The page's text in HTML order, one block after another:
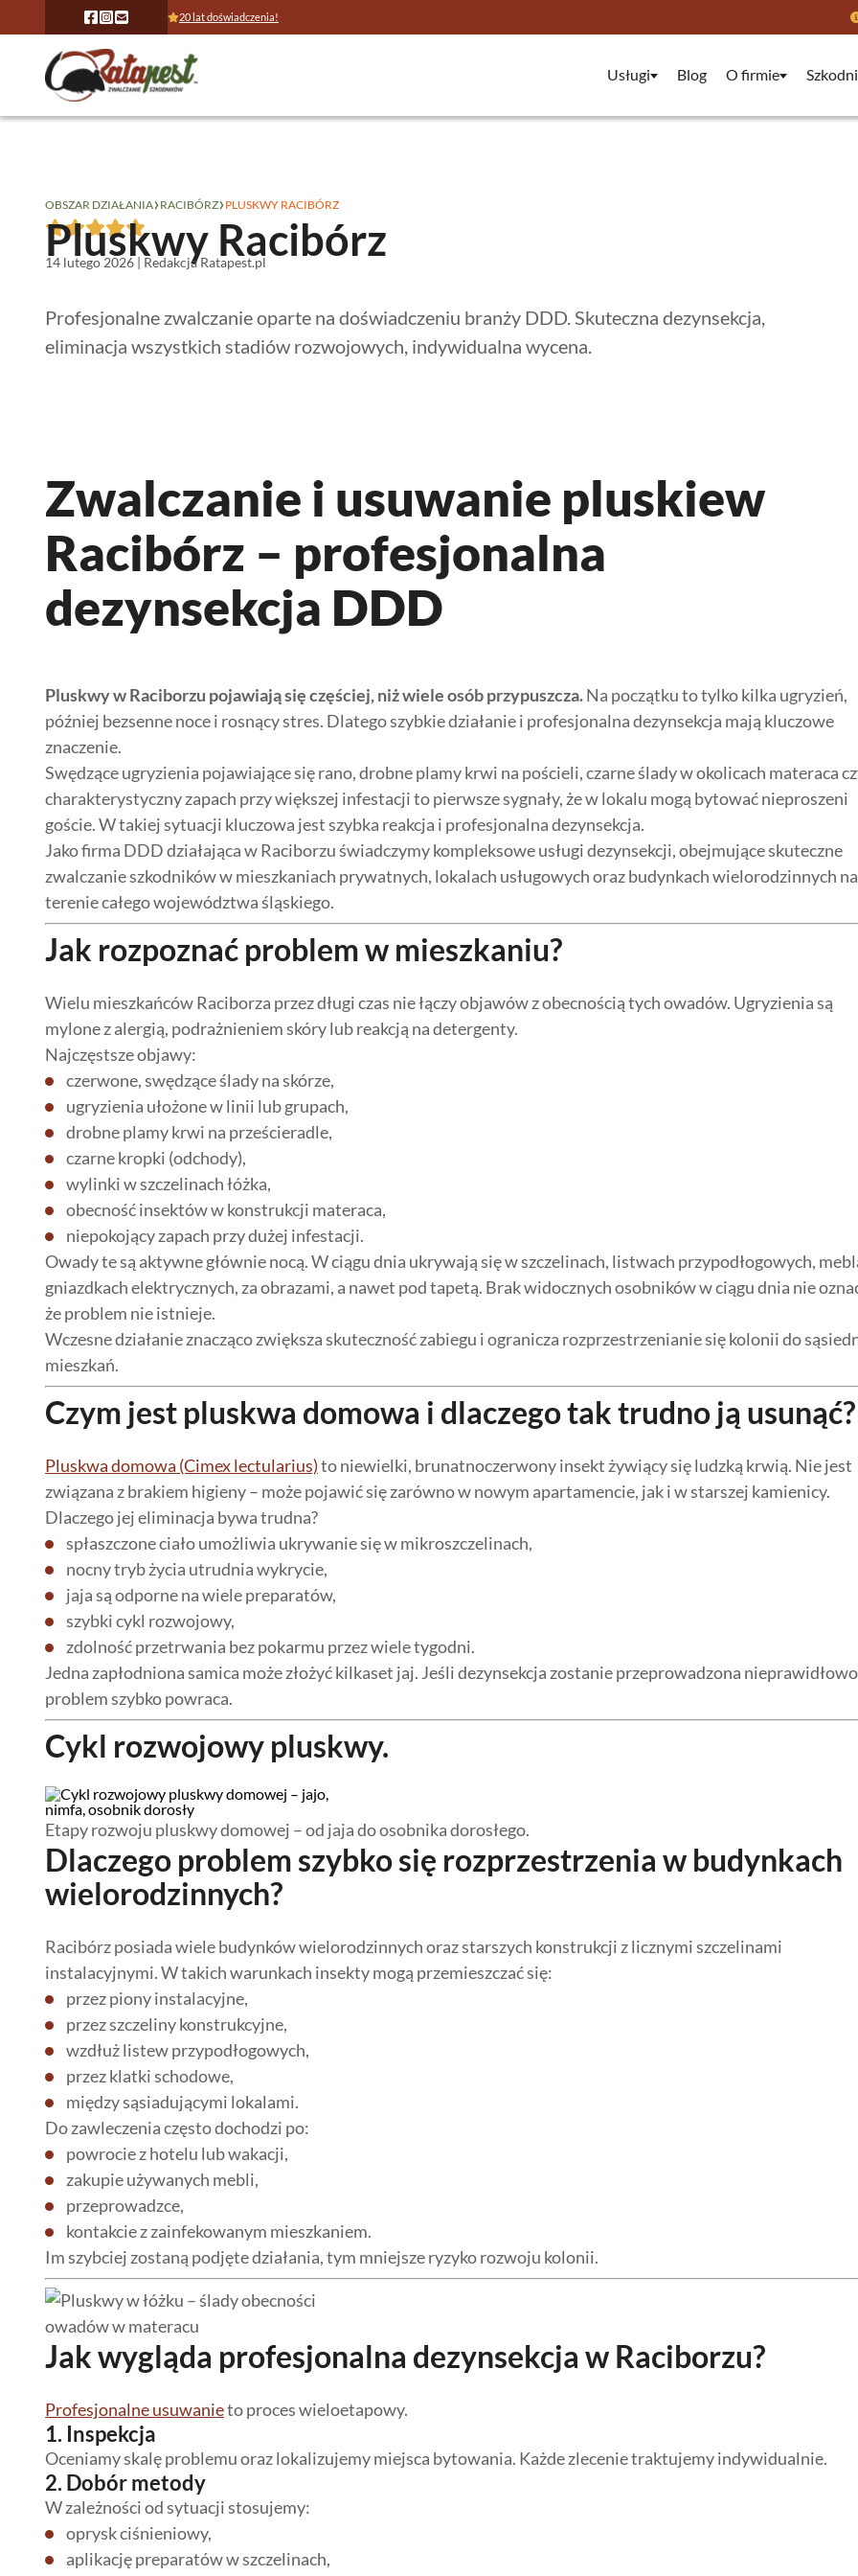
20 lat doświadczenia!
Usługi Blog O firmie
OBSZAR DZIAŁANIA›RACIBÓRZ›PLUSKWY RACIBÓRZ
Pluskwy Racibórz
14 lutego 2026 | Redakcja Ratapest.pl
Profesjonalne zwalczanie oparte na doświadczeniu branży DDD. Skuteczna dezynsekcja,
eliminacja wszystkich stadiów rozwojowych, indywidualna wycena.
Zwalczanie i usuwanie pluskiew
Racibórz – profesjonalna
dezynsekcja DDD
Pluskwy w Raciborzu pojawiają się częściej, niż wiele osób przypuszcza.Na początku to tylko kilka ugryzień,
później bezsenne noce i rosnący stres. Dlatego szybkie działanie i profesjonalna dezynsekcja mają kluczowe
znaczenie.
Swędzące ugryzienia pojawiające się rano, drobne plamy krwi na pościeli, czarne ślady w okolicach materaca
charakterystyczny zapach przy większej infestacji to pierwsze sygnały, że w lokalu mogą bytować nieproszeni
goście. W takiej sytuacji kluczowa jest szybka reakcja i profesjonalna dezynsekcja.
Jako firma DDD działająca w Raciborzu świadczymy kompleksowe usługi dezynsekcji, obejmujące skuteczne
zwalczanie szkodników w mieszkaniach prywatnych, lokalach usługowych oraz budynkach wielorodzinnych na
terenie całego województwa śląskiego.
Jak rozpoznać problem w mieszkaniu?
Wielu mieszkańców Raciborza przez długi czas nie łączy objawów z obecnością tych owadów. Ugryzienia są
mylone z alergią, podrażnieniem skóry lub reakcją na detergenty.
Najczęstsze objawy:
czerwone, swędzące ślady na skórze,
ugryzienia ułożone w linii lub grupach,
drobne plamy krwi na prześcieradle,
czarne kropki (odchody),
wylinki w szczelinach łóżka,
obecność insektów w konstrukcji materaca,
niepokojący zapach przy dużej infestacji.
Owady te są aktywne głównie nocą. W ciągu dnia ukrywają się w szczelinach, listwach przypodłogowych,
gniazdkach elektrycznych, za obrazami, a nawet pod tapetą. Brak widocznych osobników w ciągu dnia nie
że problem nie istnieje.
Wczesne działanie znacząco zwiększa skuteczność zabiegu i ogranicza rozprzestrzenianie się kolonii do
mieszkań.
Czym jest pluskwa domowa i dlaczego tak trudno ją usunąć?
Pluskwa domowa (Cimex lectularius)to niewielki, brunatnoczerwony insekt żywiący się ludzką krwią. Nie jest
związana z brakiem higieny – może pojawić się zarówno w nowym apartamencie, jak i w starszej kamienicy.
Dlaczego jej eliminacja bywa trudna?
spłaszczone ciało umożliwia ukrywanie się w mikroszczelinach,
nocny tryb życia utrudnia wykrycie,
jaja są odporne na wiele preparatów,
szybki cykl rozwojowy,
zdolność przetrwania bez pokarmu przez wiele tygodni.
Jedna zapłodniona samica może złożyć kilkaset jaj. Jeśli dezynsekcja zostanie przeprowadzona
problem szybko powraca.
Cykl rozwojowy pluskwy.
Etapy rozwoju pluskwy domowej – od jaja do osobnika dorosłego.
Dlaczego problem szybko się rozprzestrzenia w budynkach
wielorodzinnych?
Racibórz posiada wiele budynków wielorodzinnych oraz starszych konstrukcji z licznymi szczelinami
instalacyjnymi. W takich warunkach insekty mogą przemieszczać się:
przez piony instalacyjne,
przez szczeliny konstrukcyjne,
wzdłuż listew przypodłogowych,
przez klatki schodowe,
między sąsiadującymi lokalami.
Do zawleczenia często dochodzi po:
powrocie z hotelu lub wakacji,
zakupie używanych mebli,
przeprowadzce,
kontakcie z zainfekowanym mieszkaniem.
Im szybciej zostaną podjęte działania, tym mniejsze ryzyko rozwoju kolonii.
Jak wygląda profesjonalna dezynsekcja w Raciborzu?
Profesjonalne usuwanieto proces wieloetapowy.
1. Inspekcja
Oceniamy skalę problemu oraz lokalizujemy miejsca bytowania. Każde zlecenie traktujemy indywidualnie.
2. Dobór metody
W zależności od sytuacji stosujemy:
oprysk ciśnieniowy,
aplikację preparatów w szczelinach,